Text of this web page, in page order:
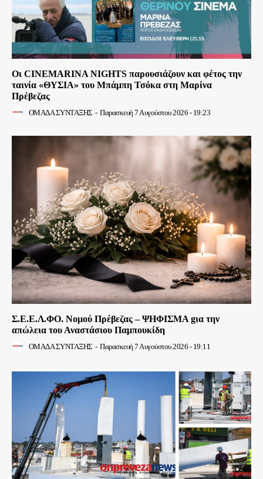
Οι CINEMARINA NIGHTS παρουσιάζουν και φέτος την
ταινία «ΘΥΣΙΑ» του Μπάμπη Τσόκα στη Μαρίνα
Πρέβεζας
ΟΜΑΔΑ ΣΥΝΤΑΞΗΣ - Παρασκευή 7 Αυγούστου 2026 - 19:23
Σ.Ε.Ε.Λ.ΦΟ. Νομού Πρέβεζας – ΨΗΦΙΣΜΑ gια την
απώλεια του Αναστάσιου Παμπουκίδη
ΟΜΑΔΑ ΣΥΝΤΑΞΗΣ - Παρασκευή 7 Αυγούστου 2026 - 19:11